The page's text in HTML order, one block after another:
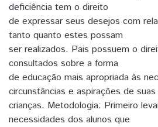
deficiência tem o direito
de expressar seus desejos com
tanto quanto estes possam
ser realizados. Pais possuem o
consultados sobre a forma
de educação mais apropriada às
circunstâncias e aspirações de suas
crianças. Metodologia: Primeiro
necessidades dos alunos que